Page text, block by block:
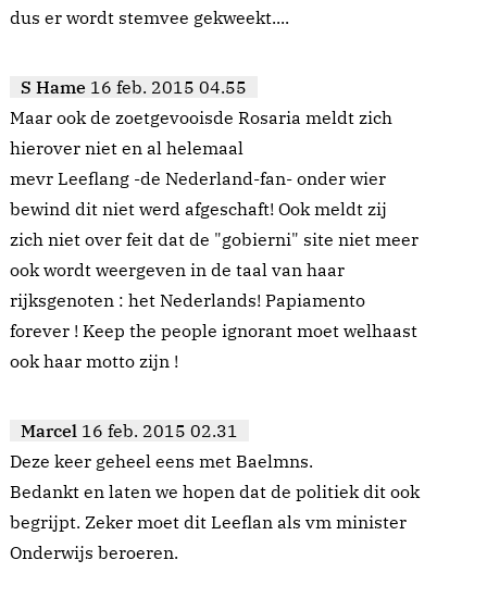
dus er wordt stemvee gekweekt....
S Hame 16 feb. 2015 04.55
Maar ook de zoetgevooisde Rosaria meldt zich
hierover niet en al helemaal
mevr Leeflang -de Nederland-fan- onder wier
bewind dit niet werd afgeschaft! Ook meldt zij
zich niet over feit dat de "gobierni" site niet meer
ook wordt weergeven in de taal van haar
rijksgenoten : het Nederlands! Papiamento
forever ! Keep the people ignorant moet welhaast
ook haar motto zijn !
Marcel 16 feb. 2015 02.31
Deze keer geheel eens met Baelmns.
Bedankt en laten we hopen dat de politiek dit ook
begrijpt. Zeker moet dit Leeflan als vm minister
Onderwijs beroeren.